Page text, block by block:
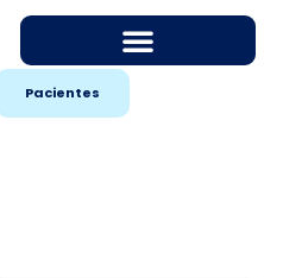
Pacientes